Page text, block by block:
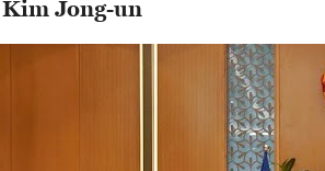
Jong-un